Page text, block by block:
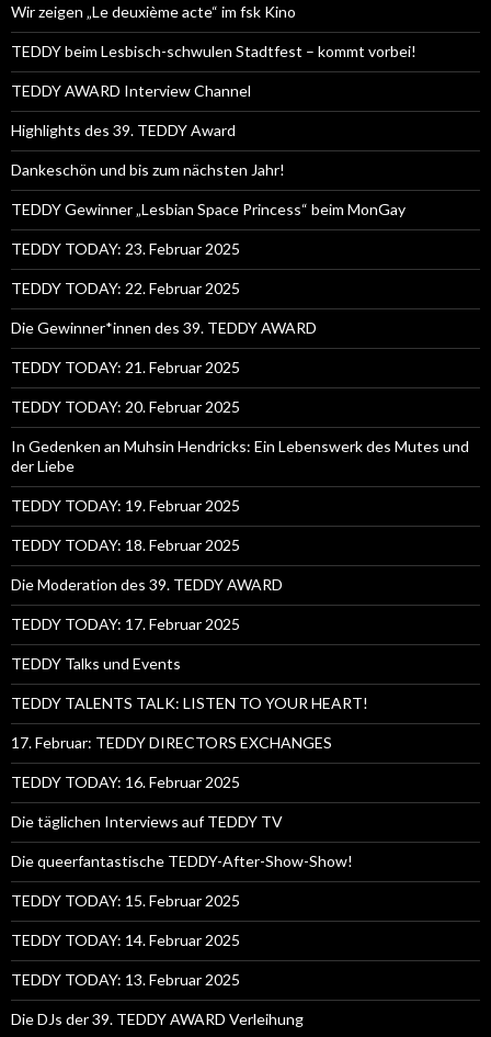
Wir zeigen „Le deuxième acte“ im fsk Kino
TEDDY beim Lesbisch-schwulen Stadtfest – kommt vorbei!
TEDDY AWARD Interview Channel
Highlights des 39. TEDDY Award
Dankeschön und bis zum nächsten Jahr!
TEDDY Gewinner „Lesbian Space Princess“ beim MonGay
TEDDY TODAY: 23. Februar 2025
TEDDY TODAY: 22. Februar 2025
Die Gewinner*innen des 39. TEDDY AWARD
TEDDY TODAY: 21. Februar 2025
TEDDY TODAY: 20. Februar 2025
In Gedenken an Muhsin Hendricks: Ein Lebenswerk des Mutes und
der Liebe
TEDDY TODAY: 19. Februar 2025
TEDDY TODAY: 18. Februar 2025
Die Moderation des 39. TEDDY AWARD
TEDDY TODAY: 17. Februar 2025
TEDDY Talks und Events
TEDDY TALENTS TALK: LISTEN TO YOUR HEART!
17. Februar: TEDDY DIRECTORS EXCHANGES
TEDDY TODAY: 16. Februar 2025
Die täglichen Interviews auf TEDDY TV
Die queerfantastische TEDDY-After-Show-Show!
TEDDY TODAY: 15. Februar 2025
TEDDY TODAY: 14. Februar 2025
TEDDY TODAY: 13. Februar 2025
Die DJs der 39. TEDDY AWARD Verleihung